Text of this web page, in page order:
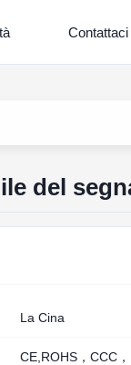
Contattaci
del
La Cina
CE,ROHS，CCC，